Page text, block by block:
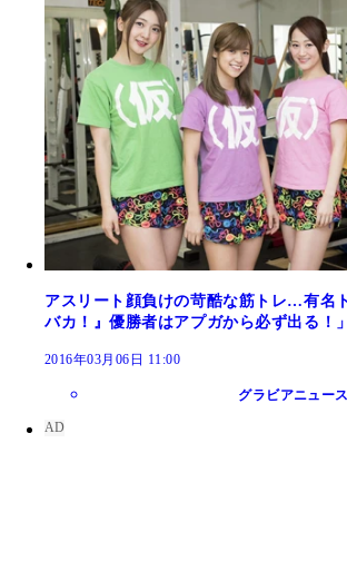
アスリート顔負けの苛酷な筋トレ…有名
バカ！』優勝者はアプガから必ず出る！」
2016年03月06日 11:00
グラビアニュース